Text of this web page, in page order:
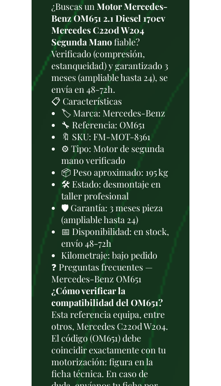
¿Buscas unMotor Mercedes-
Benz OM651 2.1 Diesel 170cv
Mercedes C220d W204
Segunda Manofiable?
Verificado (compresión,
estanqueidad) y garantizado 3
meses (ampliable hasta 24), se
envía en 48-72h.
📋 Características
🏷️ Marca: Mercedes-Benz
🔧 Referencia: OM651
🔖 SKU: FM-MOT-8361
⚙️ Tipo: Motor de segunda
mano verificado
📦 Peso aproximado: 195 kg
🛠 Estado: desmontaje en
taller profesional
🛡️ Garantía: 3 meses pieza
(ampliable hasta 24)
📅 Disponibilidad: en stock,
envío 48-72h
Kilometraje: bajo pedido
❓ Preguntas frecuentes —
Mercedes-Benz OM651
¿Cómo verificar la
compatibilidad del OM651?
Esta referencia equipa, entre
otros, Mercedes C220d W204.
El código (OM651) debe
coincidir exactamente con tu
motorización: figura en la
ficha técnica. En caso de